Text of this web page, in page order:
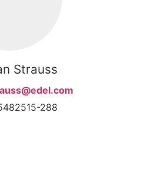
Strauss
288